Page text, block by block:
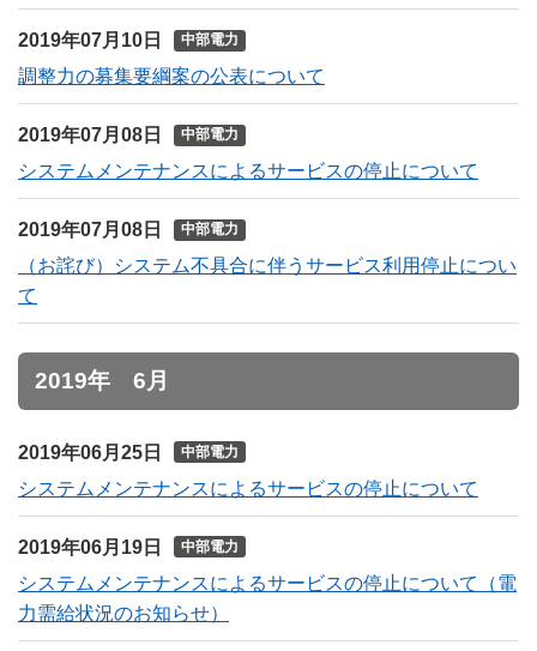
2019年07月10日 中部電力
調整力の募集要綱案の公表について
2019年07月08日 中部電力
システムメンテナンスによるサービスの停止について
2019年07月08日 中部電力
（お詫び）システム不具合に伴うサービス利用停止につい
て
2019年 6月
2019年06月25日 中部電力
システムメンテナンスによるサービスの停止について
2019年06月19日 中部電力
システムメンテナンスによるサービスの停止について（電
力需給状況のお知らせ）